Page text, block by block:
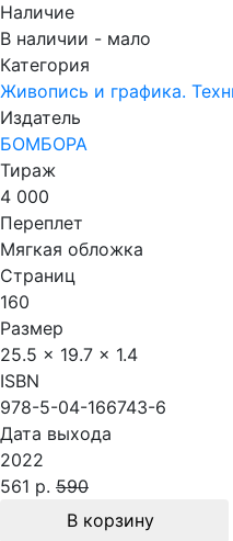
Наличие
В наличии - мало
Категория
Живопись и графика.
Издатель
БОМБОРА
Тираж
4 000
Переплет
Мягкая обложка
Страниц
160
Размер
25.5 x 19.7 x 1.4
ISBN
978-5-04-166743-6
Дата выхода
2022
561 р. 590
В корзину